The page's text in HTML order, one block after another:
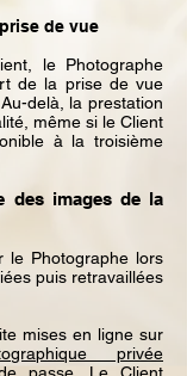
de vue
le Photographe
de la prise de vue
delà, la prestation
même si le Client
à la troisième
des images de la
le Photographe lors
puis retravaillées
mises en ligne sur
privée